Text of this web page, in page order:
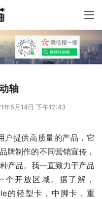
轴
年5月14日 下午12:43
户提供高质量的产品，它
牌制作的不同营销宣传，
产品。我一直致力于产品
开放区域。据了解，
的轻型卡，中脚卡，重